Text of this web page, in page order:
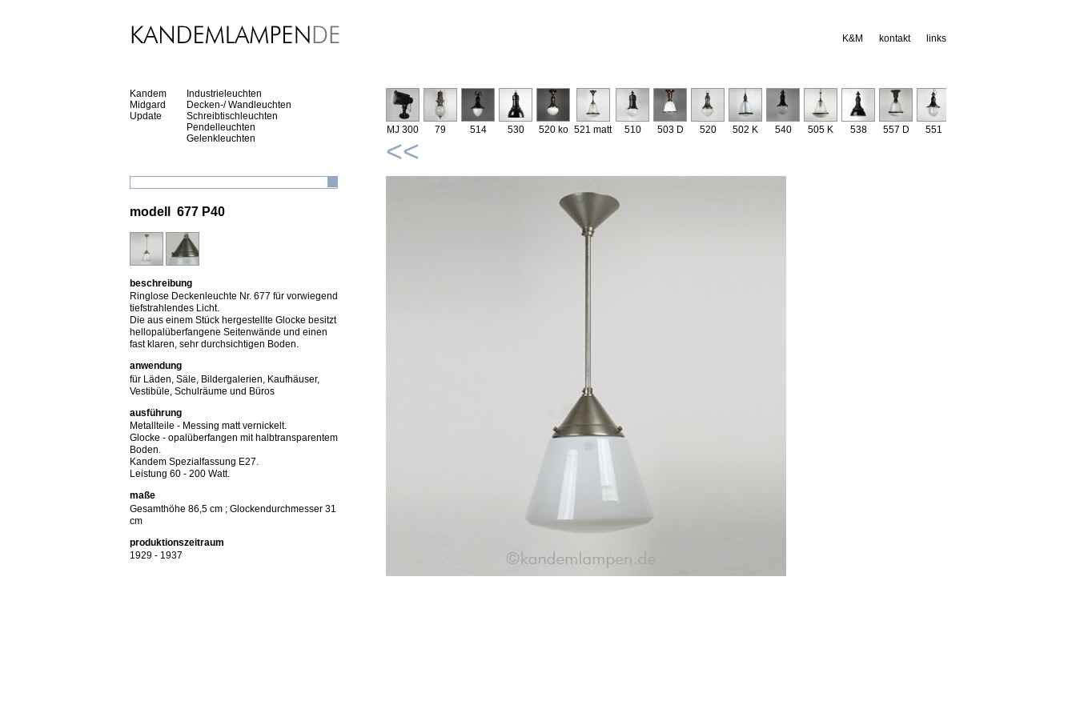
K&M kontakt links
Kandem
Midgard
Update
Industrieleuchten
Decken-/ Wandleuchten
Schreibtischleuchten
Pendelleuchten
Gelenkleuchten
modell 677 P40
beschreibung
Ringlose Deckenleuchte Nr. 677 für vorwiegend
tiefstrahlendes Licht.
Die aus einem Stück hergestellte Glocke besitzt
hellopalüberfangene Seitenwände und einen
fast klaren, sehr durchsichtigen Boden.
anwendung
für Läden, Säle, Bildergalerien, Kaufhäuser,
Vestibüle, Schulräume und Büros
ausführung
Metallteile - Messing matt vernickelt.
Glocke - opalüberfangen mit halbtransparentem
Boden.
Kandem Spezialfassung E27.
Leistung 60 - 200 Watt.
maße
Gesamthöhe 86,5 cm ; Glockendurchmesser 31
cm
produktionszeitraum
1929 - 1937
MJ 300 79 514 530 520 ko 521 matt 510 503 D 520 502 K 540 505 K 538 557 D 551
<<